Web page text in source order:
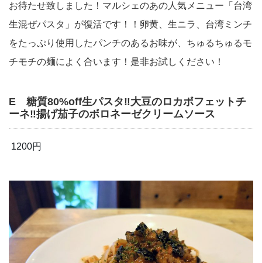
お待たせ致しました！マルシェのあの人気メニュー「台湾
生混ぜパスタ」が復活です！！卵黄、生ニラ、台湾ミンチ
をたっぷり使用したパンチのあるお味が、ちゅるちゅるモ
チモチの麺によく合います！是非お試しください！
E 糖質80%off生パスタ‼︎大豆のロカボフェットチ
ーネ‼︎揚げ茄子のボロネーゼクリームソース
1200円